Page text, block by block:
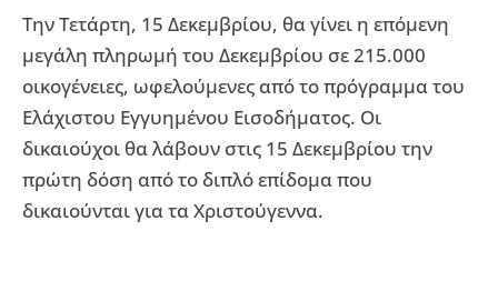
Την Τετάρτη, 15 Δεκεμβρίου, θα γίνει η επόμενη
μεγάλη πληρωμή του Δεκεμβρίου σε 215.000
οικογένειες, ωφελούμενες από το πρόγραμμα του
Ελάχιστου Εγγυημένου Εισοδήματος. Οι
δικαιούχοι θα λάβουν στις 15 Δεκεμβρίου την
πρώτη δόση από το διπλό επίδομα που
δικαιούνται για τα Χριστούγεννα.